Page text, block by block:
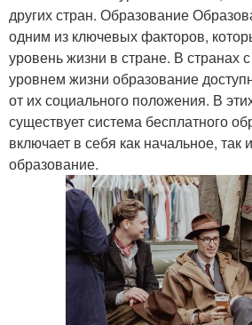
других стран. Образование
одним из ключевых факторов,
уровень жизни в стране. В странах
уровнем жизни образование
от их социального положения. В
существует система бесплатного
включает в себя как начальное, так
образование.